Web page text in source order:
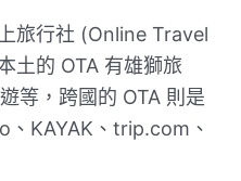
旅行社 (Online Travel
土的 OTA 有雄獅旅
等，跨國的 OTA 則是
KAYAK、trip.com、